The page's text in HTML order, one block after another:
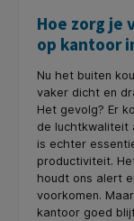
Hoe zorg je
op kantoor
Nu het buiten
vaker dicht en
Het gevolg? Er
de luchtkwaliteit
is echter
productiviteit.
houdt ons alert
voorkomen.
kantoor goed